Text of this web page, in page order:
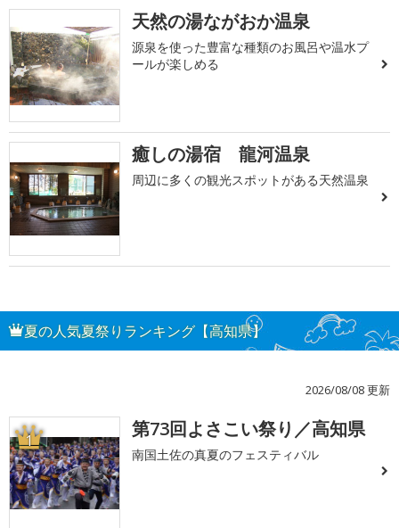
天然の湯ながおか温泉
源泉を使った豊富な種類のお風呂や温水プ
ールが楽しめる
癒しの湯宿 龍河温泉
周辺に多くの観光スポットがある天然温泉
夏の人気夏祭りランキング【高知県】
2026/08/08 更新
1 第73回よさこい祭り／高知県
南国土佐の真夏のフェスティバル